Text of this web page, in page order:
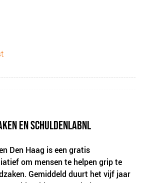
EN SCHULDENLABNL
Den Haag is een gratis
om mensen te helpen grip te
Gemiddeld duurt het vijf jaar